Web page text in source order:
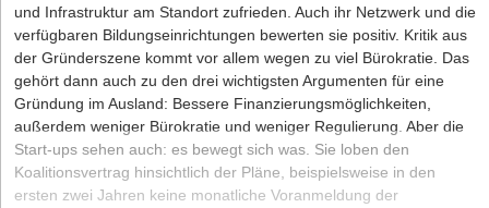
und Infrastruktur am Standort zufrieden. Auch ihr Netzwerk und die
verfügbaren Bildungseinrichtungen bewerten sie positiv. Kritik aus
der Gründerszene kommt vor allem wegen zu viel Bürokratie. Das
gehört dann auch zu den drei wichtigsten Argumenten für eine
Gründung im Ausland: Bessere Finanzierungsmöglichkeiten,
außerdem weniger Bürokratie und weniger Regulierung. Aber die
Start-ups sehen auch: es bewegt sich was. Sie loben den
Koalitionsvertrag hinsichtlich der Pläne, beispielsweise in den
ersten zwei Jahren keine monatliche Voranmeldung der